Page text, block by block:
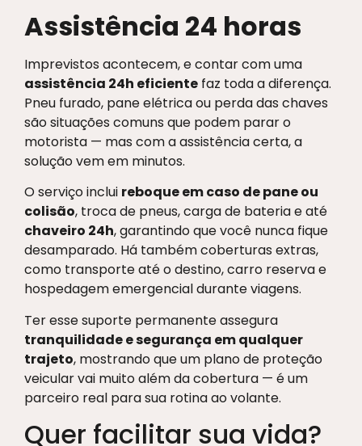
Assistência 24 horas
Imprevistos acontecem, e contar com uma
assistência 24h eficiente faz toda a diferença.
Pneu furado, pane elétrica ou perda das chaves
são situações comuns que podem parar o
motorista — mas com a assistência certa, a
solução vem em minutos.
O serviço inclui reboque em caso de pane ou
colisão, troca de pneus, carga de bateria e até
chaveiro 24h, garantindo que você nunca fique
desamparado. Há também coberturas extras,
como transporte até o destino, carro reserva e
hospedagem emergencial durante viagens.
Ter esse suporte permanente assegura
tranquilidade e segurança em qualquer
trajeto, mostrando que um plano de proteção
veicular vai muito além da cobertura — é um
parceiro real para sua rotina ao volante.
Quer facilitar sua vida?